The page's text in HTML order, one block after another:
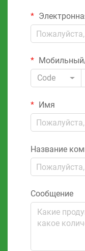
Code
Имя
Название
Сообщение